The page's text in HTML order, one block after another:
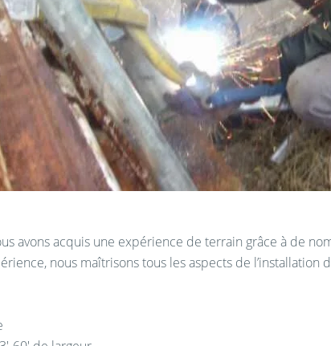
avons acquis une expérience de terrain grâce à de
nous maîtrisons tous les aspects de l’installation